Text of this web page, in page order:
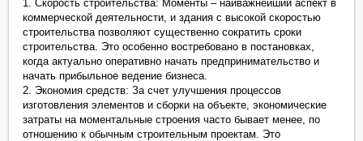
1. Скорость строительства: Моменты – наиважнейший аспект в
коммерческой деятельности, и здания с высокой скоростью
строительства позволяют существенно сократить сроки
строительства. Это особенно востребовано в постановках,
когда актуально оперативно начать предпринимательство и
начать прибыльное ведение бизнеса.
2. Экономия средств: За счет улучшения процессов
изготовления элементов и сборки на объекте, экономические
затраты на моментальные строения часто бывает менее, по
отношению к обычным строительным проектам. Это